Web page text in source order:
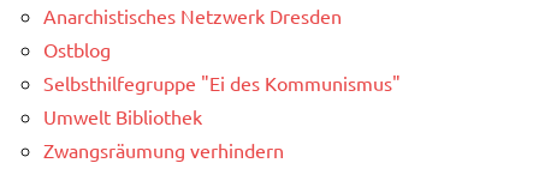
Anarchistisches Netzwerk Dresden
Ostblog
Selbsthilfegruppe "Ei des Kommunismus"
Umwelt Bibliothek
Zwangsräumung verhindern